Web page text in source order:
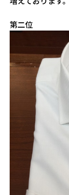
第二